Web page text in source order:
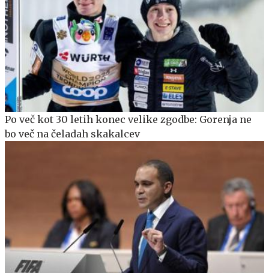
Po več kot 30 letih konec velike zgodbe: Gorenja ne
bo več na čeladah skakalcev